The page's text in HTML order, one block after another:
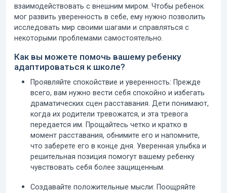
взаимодействовать с внешним миром. Чтобы ребенок
мог развить уверенность в себе, ему нужно позволить
исследовать мир своими шагами и справляться с
некоторыми проблемами самостоятельно.
Как вы можете помочь вашему ребенку
адаптироваться к школе?
Проявляйте спокойствие и уверенность: Прежде
всего, вам нужно вести себя спокойно и избегать
драматических сцен расставания. Дети понимают,
когда их родители тревожатся, и эта тревога
передается им. Прощайтесь четко и кратко в
момент расставания, обнимите его и напомните,
что заберете его в конце дня. Уверенная улыбка и
решительная позиция помогут вашему ребенку
чувствовать себя более защищенным.
Создавайте положительные мысли: Поощряйте